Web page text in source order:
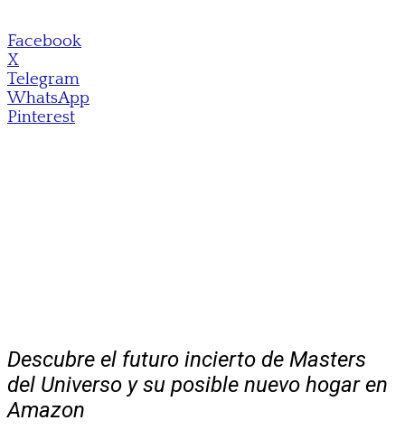
Facebook
X
Telegram
WhatsApp
Pinterest
Descubre el futuro incierto de Masters
del Universo y su posible nuevo hogar en
Amazon